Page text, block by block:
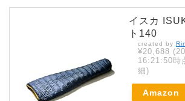
イスカ
ト140
created by
¥20,688
16:21:50時
細)
Amazon